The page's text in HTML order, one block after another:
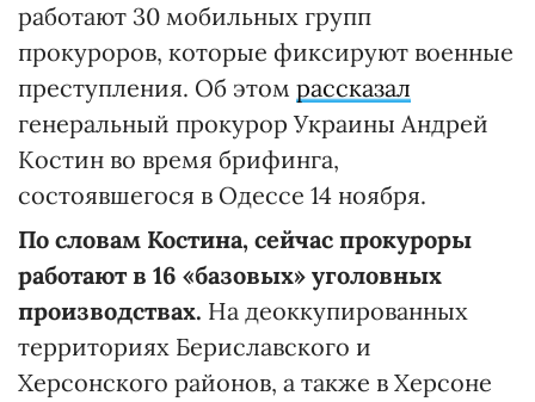
работают 30 мобильных групп
прокуроров, которые фиксируют военные
преступления. Об этом рассказал
генеральный прокурор Украины Андрей
Костин во время брифинга,
состоявшегося в Одессе 14 ноября.
По словам Костина, сейчас прокуроры
работают в 16 «базовых» уголовных
производствах. На деоккупированных
территориях Бериславского и
Херсонского районов, а также в Херсоне